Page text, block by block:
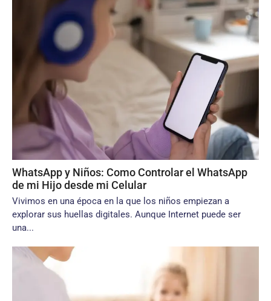
WhatsApp y Niños: Como Controlar el WhatsApp
de mi Hijo desde mi Celular
Vivimos en una época en la que los niños empiezan a
explorar sus huellas digitales. Aunque Internet puede ser
una...